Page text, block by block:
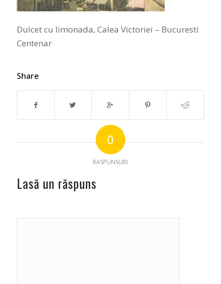
Dulcet cu limonada, Calea Victoriei – Bucuresti
Centenar
Share
0
RASPUNSURI
Lasă un răspuns